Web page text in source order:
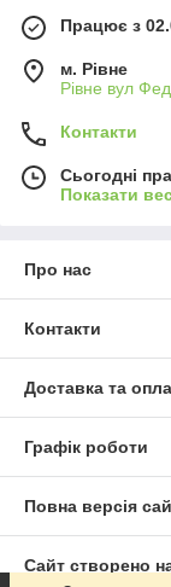
Працює з
м. Рівне
Рівне вул
Контакти
Сьогодні
Показати
Про нас
Контакти
Доставка та
Графік роботи
Повна версія
Сайт створено